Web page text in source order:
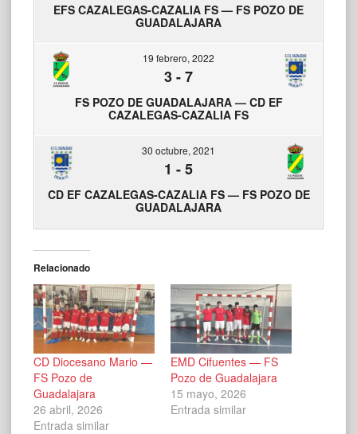
EFS CAZALEGAS-CAZALIA FS — FS POZO DE
GUADALAJARA
19 febrero, 2022
3-7
FS POZO DE GUADALAJARA — CD EF
CAZALEGAS-CAZALIA FS
30 octubre, 2021
1 -5
CD EF CAZALEGAS-CAZALIA FS — FS POZO DE
GUADALAJARA
Relacionado
CD Diocesano Mario —
FS Pozo de
Guadalajara
26 abril, 2026
Entrada similar
EMD Cifuentes — FS
Pozo de Guadalajara
15 mayo, 2026
Entrada similar